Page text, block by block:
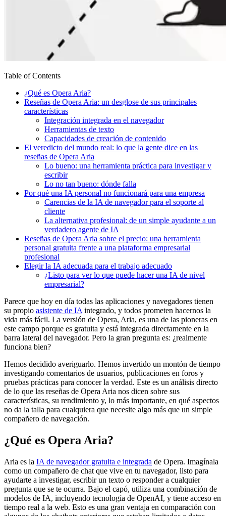
Table of Contents
¿Qué es Opera Aria?
Reseñas de Opera Aria: un desglose de sus principales
características
Integración integrada en el navegador
Herramientas de texto
Capacidades de creación de contenido
El veredicto del mundo real: lo que la gente dice en las
reseñas de Opera Aria
Lo bueno: una herramienta práctica para investigar y
escribir
Lo no tan bueno: dónde falla
Por qué una IA personal no funcionará para una empresa
Carencias de la IA de navegador para el soporte al
cliente
La alternativa profesional: de un simple ayudante a un
verdadero agente de IA
Reseñas de Opera Aria sobre el precio: una herramienta
personal gratuita frente a una plataforma empresarial
profesional
Elegir la IA adecuada para el trabajo adecuado
¿Listo para ver lo que puede hacer una IA de nivel
empresarial?
Parece que hoy en día todas las aplicaciones y navegadores tienen
su propio asistente de IA integrado, y todos prometen hacernos la
vida más fácil. La versión de Opera, Aria, es una de las pioneras en
este campo porque es gratuita y está integrada directamente en la
barra lateral del navegador. Pero la gran pregunta es: ¿realmente
funciona bien?
Hemos decidido averiguarlo. Hemos invertido un montón de tiempo
investigando comentarios de usuarios, publicaciones en foros y
pruebas prácticas para conocer la verdad. Este es un análisis directo
de lo que las reseñas de Opera Aria nos dicen sobre sus
características, su rendimiento y, lo más importante, en qué aspectos
no da la talla para cualquiera que necesite algo más que un simple
compañero de navegación.
¿Qué es Opera Aria?
Aria es la IA de navegador gratuita e integrada de Opera. Imagínala
como un compañero de chat que vive en tu navegador, listo para
ayudarte a investigar, escribir un texto o responder a cualquier
pregunta que se te ocurra. Bajo el capó, utiliza una combinación de
modelos de IA, incluyendo tecnología de OpenAI, y tiene acceso en
tiempo real a la web. Esto es una gran ventaja en comparación con